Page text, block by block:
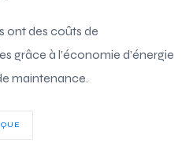
ont des coûts de
grâce à l’économie d’énergie
maintenance.